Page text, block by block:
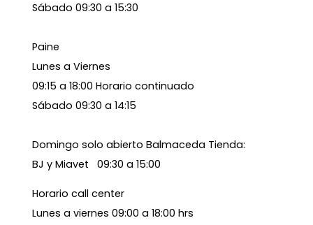
Sábado 09:30 a 15:30
Paine
Lunes a Viernes
09:15 a 18:00 Horario continuado
Sábado 09:30 a 14:15
Domingo solo abierto Balmaceda Tienda:
BJ y Miavet 09:30 a 15:00
Horario call center
Lunes a viernes 09:00 a 18:00 hrs